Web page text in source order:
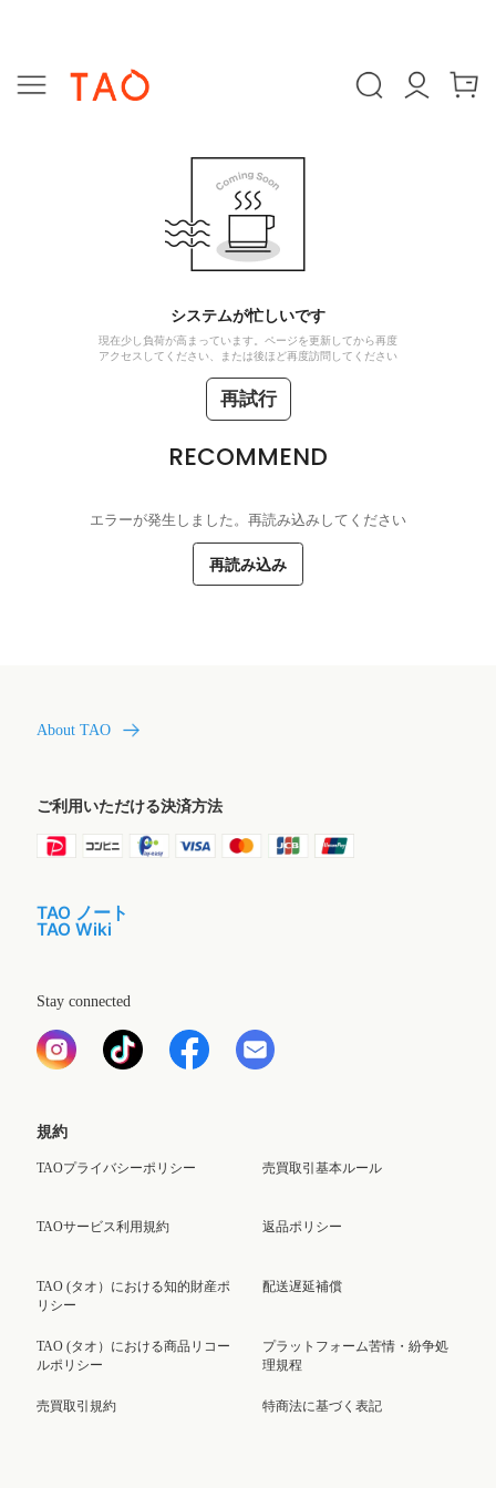
システムが忙しいです
現在少し負荷が高まっています。ページを更新してから再度
アクセスしてください、または後ほど再度訪問してください
再試行
RECOMMEND
エラーが発生しました。再読み込みしてください
再読み込み
About TAO
ご利用いただける決済方法
TAO ノート
TAO Wiki
Stay connected
規約
TAOプライバシーポリシー
TAOサービス利用規約
TAO (タオ）における知的財産ポ
リシー
TAO (タオ）における商品リコー
ルポリシー
売買取引規約
売買取引基本ルール
返品ポリシー
配送遅延補償
プラットフォーム苦情・紛争処
理規程
特商法に基づく表記